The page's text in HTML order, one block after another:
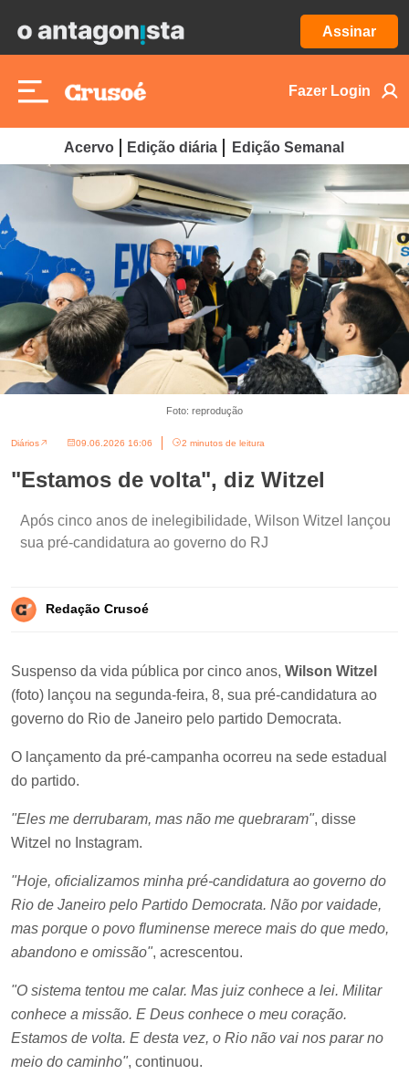
Assinar
Fazer Login
Acervo Edição diária Edição Semanal
Foto: reprodução
Diários 09.06.2026 16:06 2 minutos de leitura
"Estamos de volta", diz Witzel
Após cinco anos de inelegibilidade, Wilson Witzel lançou
sua pré-candidatura ao governo do RJ
Redação Crusoé
Suspenso da vida pública por cinco anos, Wilson Witzel
(foto) lançou na segunda-feira, 8, sua pré-candidatura ao
governo do Rio de Janeiro pelo partido Democrata.
O lançamento da pré-campanha ocorreu na sede estadual
do partido.
"Eles me derrubaram, mas não me quebraram", disse
Witzel no Instagram.
"Hoje, oficializamos minha pré-candidatura ao governo do
Rio de Janeiro pelo Partido Democrata. Não por vaidade,
mas porque o povo fluminense merece mais do que medo,
abandono e omissão", acrescentou.
"O sistema tentou me calar. Mas juiz conhece a lei. Militar
conhece a missão. E Deus conhece o meu coração.
Estamos de volta. E desta vez, o Rio não vai nos parar no
meio do caminho", continuou.